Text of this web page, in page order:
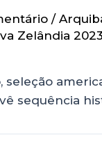
/
Zelândia 2023
seleção
sequência